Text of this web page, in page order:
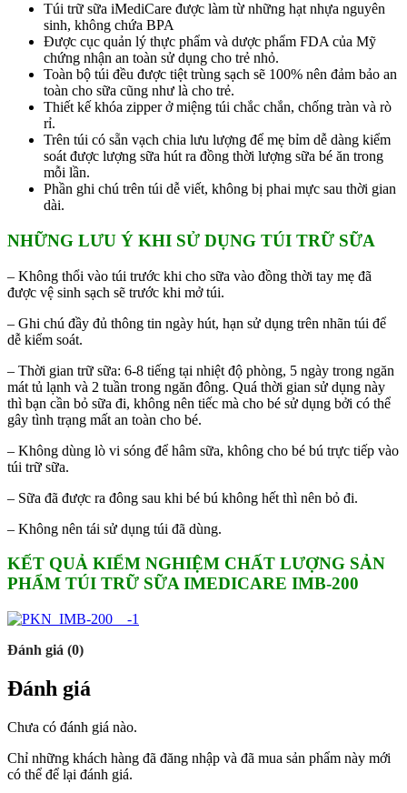
Túi trữ sữa iMediCare được làm từ những hạt nhựa nguyên
sinh, không chứa BPA
Được cục quản lý thực phẩm và dược phẩm FDA của Mỹ
chứng nhận an toàn sử dụng cho trẻ nhỏ.
Toàn bộ túi đều được tiệt trùng sạch sẽ 100% nên đảm bảo an
toàn cho sữa cũng như là cho trẻ.
Thiết kế khóa zipper ở miệng túi chắc chắn, chống tràn và rò
rỉ.
Trên túi có sẵn vạch chia lưu lượng để mẹ bỉm dễ dàng kiểm
soát được lượng sữa hút ra đồng thời lượng sữa bé ăn trong
mỗi lần.
Phần ghi chú trên túi dễ viết, không bị phai mực sau thời gian
dài.
NHỮNG LƯU Ý KHI SỬ DỤNG TÚI TRỮ SỮA
– Không thổi vào túi trước khi cho sữa vào đồng thời tay mẹ đã
được vệ sinh sạch sẽ trước khi mở túi.
– Ghi chú đầy đủ thông tin ngày hút, hạn sử dụng trên nhãn túi để
dễ kiểm soát.
– Thời gian trữ sữa: 6-8 tiếng tại nhiệt độ phòng, 5 ngày trong ngăn
mát tủ lạnh và 2 tuần trong ngăn đông. Quá thời gian sử dụng này
thì bạn cần bỏ sữa đi, không nên tiếc mà cho bé sử dụng bởi có thể
gây tình trạng mất an toàn cho bé.
– Không dùng lò vi sóng để hâm sữa, không cho bé bú trực tiếp vào
túi trữ sữa.
– Sữa đã được ra đông sau khi bé bú không hết thì nên bỏ đi.
– Không nên tái sử dụng túi đã dùng.
KẾT QUẢ KIỂM NGHIỆM CHẤT LƯỢNG SẢN
PHẨM TÚI TRỮ SỮA IMEDICARE IMB-200
Đánh giá (0)
Đánh giá
Chưa có đánh giá nào.
Chỉ những khách hàng đã đăng nhập và đã mua sản phẩm này mới
có thể để lại đánh giá.